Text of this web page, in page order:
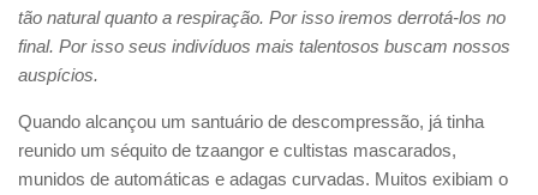
tão natural quanto a respiração. Por isso iremos derrotá-los no
final. Por isso seus indivíduos mais talentosos buscam nossos
auspícios.
Quando alcançou um santuário de descompressão, já tinha
reunido um séquito de tzaangor e cultistas mascarados,
munidos de automáticas e adagas curvadas. Muitos exibiam o